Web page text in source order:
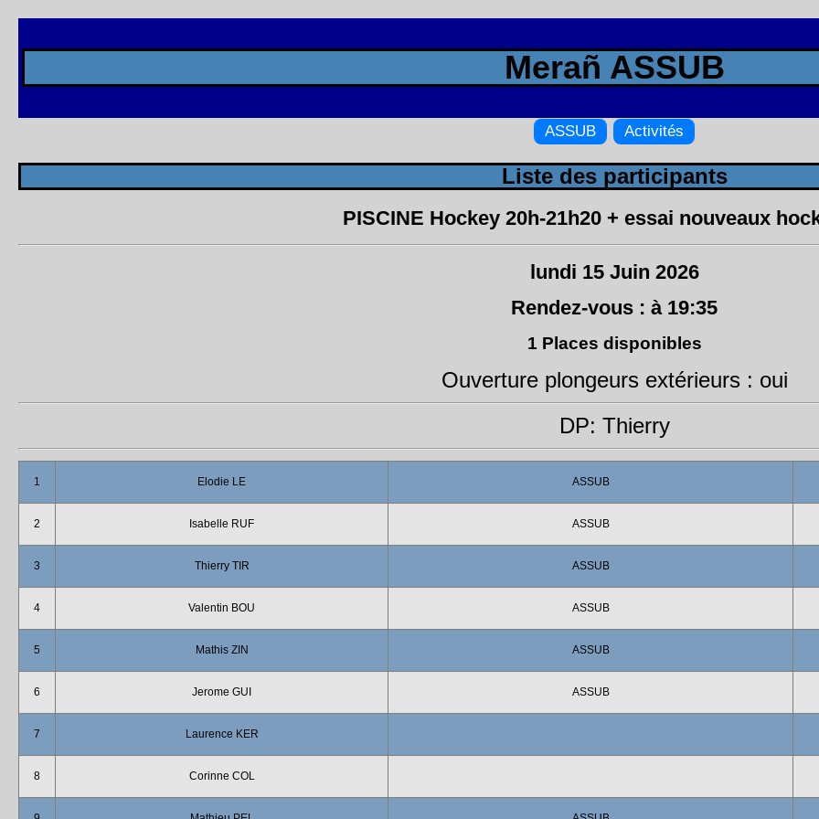
Merañ ASSUB
ASSUB Activités
Liste des participants
PISCINE Hockey 20h-21h20 + essai nouveaux
lundi 15 Juin 2026
Rendez-vous : à 19:35
1 Places disponibles
Ouverture plongeurs extérieurs : oui
DP: Thierry
1 Elodie LE ASSUB
2 Isabelle RUF ASSUB
3 Thierry TIR ASSUB
4 Valentin BOU ASSUB
5 Mathis ZIN ASSUB
6 Jerome GUI ASSUB
7 Laurence KER
8 Corinne COL